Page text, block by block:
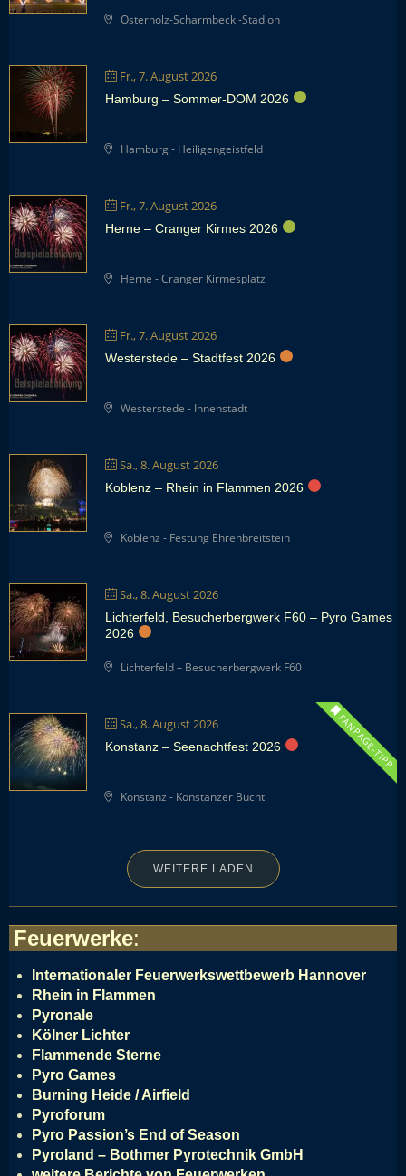
Osterholz-Scharmbeck -Stadion
Fr., 7. August 2026
Hamburg – Sommer-DOM 2026
Hamburg - Heiligengeistfeld
Fr., 7. August 2026
Herne – Cranger Kirmes 2026
Herne - Cranger Kirmesplatz
Fr., 7. August 2026
Westerstede – Stadtfest 2026
Westerstede - Innenstadt
Sa., 8. August 2026
Koblenz – Rhein in Flammen 2026
Koblenz - Festung Ehrenbreitstein
Sa., 8. August 2026
Lichterfeld, Besucherbergwerk F60 – Pyro Games
2026
Lichterfeld – Besucherbergwerk F60
Sa., 8. August 2026 FANPAGE-TIPP
Konstanz – Seenachtfest 2026
Konstanz - Konstanzer Bucht
WEITERE LADEN
Feuerwerke:
Internationaler Feuerwerkswettbewerb Hannover
Rhein in Flammen
Pyronale
Kölner Lichter
Flammende Sterne
Pyro Games
Burning Heide / Airfield
Pyroforum
Pyro Passion’s End of Season
Pyroland – Bothmer Pyrotechnik GmbH